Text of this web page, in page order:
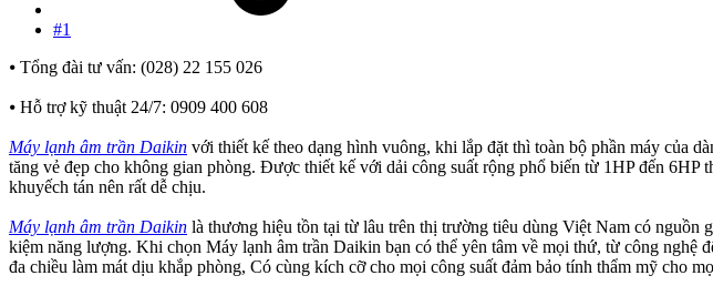
#1
⦁ Tổng đài tư vấn: (028) 22 155 026
⦁ Hỗ trợ kỹ thuật 24/7: 0909 400 608
Máy lạnh âm trần Daikin với thiết kế theo dạng hình vuông, khi lắp đặt thì toàn bộ phần máy của
tăng vẻ đẹp cho không gian phòng. Được thiết kế với dải công suất rộng phổ biến từ 1HP đến
khuyếch tán nên rất dễ chịu.
Máy lạnh âm trần Daikin là thương hiệu tồn tại từ lâu trên thị trường tiêu dùng Việt Nam có
kiệm năng lượng. Khi chọn Máy lạnh âm trần Daikin bạn có thể yên tâm về mọi thứ, từ công nghệ
đa chiều làm mát dịu khắp phòng, Có cùng kích cỡ cho mọi công suất đảm bảo tính thẩm mỹ cho